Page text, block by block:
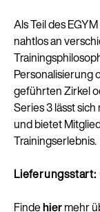
Als Teil des
nahtlos an
Personalisierung
geführten Zirkel
Series 3 lässt
und bietet
Trainingserlebnis.
Lieferungsstart:
Findehiermehr